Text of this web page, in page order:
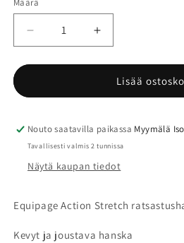
Määrä
Määrä
Vähennä
tuotteen
Equipage
ratsastushanska
Lisää
tuotteen
Equipage
ActionLisää
Nouto saatavilla paikassa Myymälä
Tavallisesti valmis 2 tunnissa
Näytä kaupan tiedot
Equipage Action Stretch
Kevyt ja joustava hanska